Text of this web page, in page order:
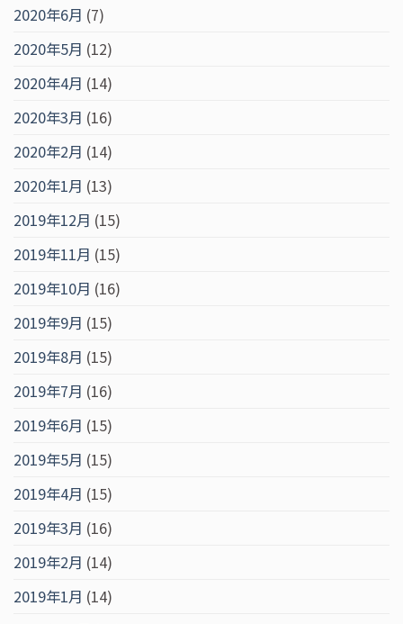
2020年6月 (7)
2020年5月 (12)
2020年4月 (14)
2020年3月 (16)
2020年2月 (14)
2020年1月 (13)
2019年12月 (15)
2019年11月 (15)
2019年10月 (16)
2019年9月 (15)
2019年8月 (15)
2019年7月 (16)
2019年6月 (15)
2019年5月 (15)
2019年4月 (15)
2019年3月 (16)
2019年2月 (14)
2019年1月 (14)